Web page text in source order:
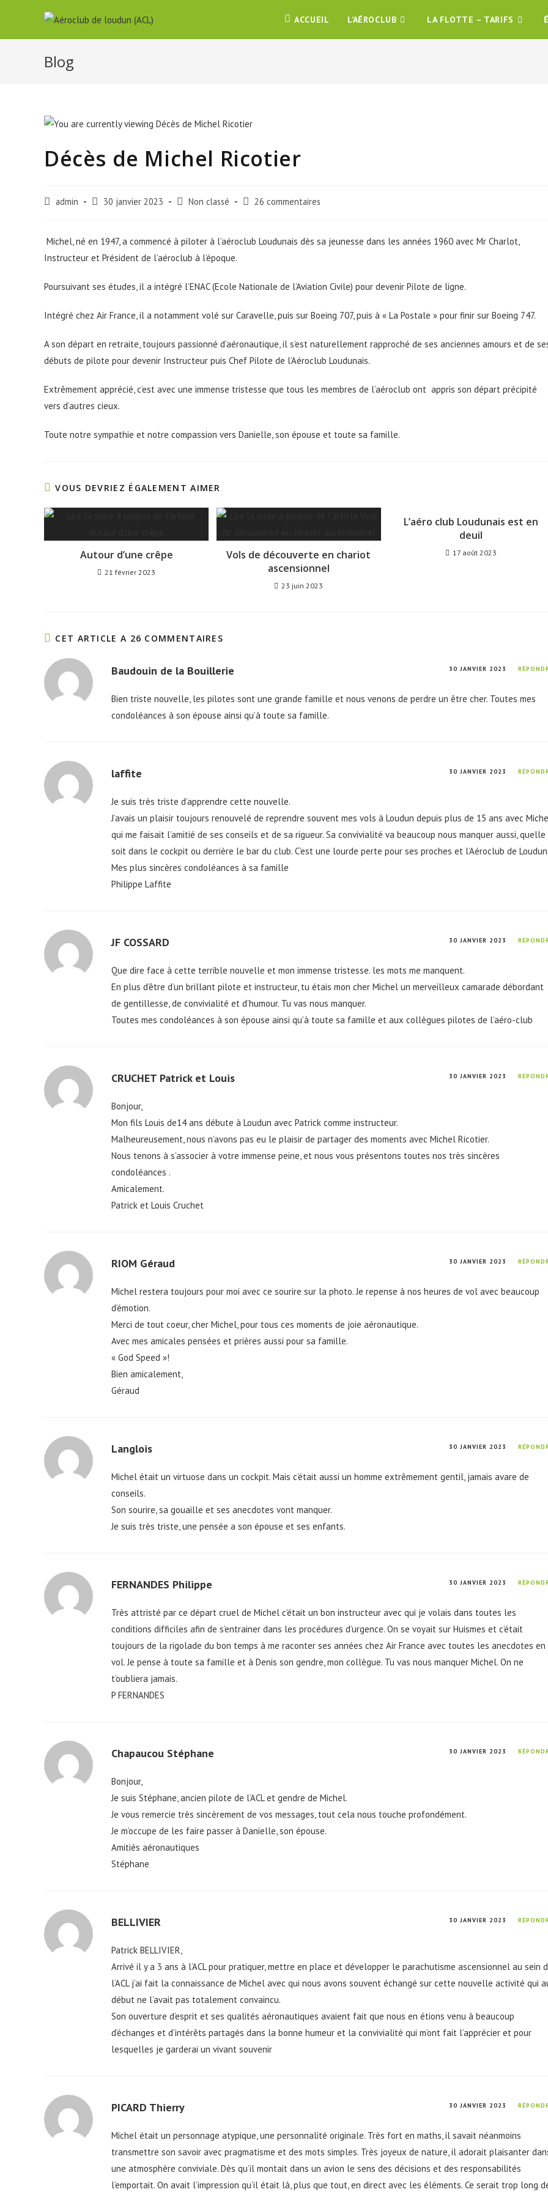
ACCUEIL L’AÉROCLUB LA FLOTTE – TARIFS
Blog
Décès de Michel Ricotier
admin 30 janvier 2023 Non classé 26 commentaires
Michel, né en 1947, a commencé à piloter à l’aéroclub Loudunais dès sa jeunesse dans les années 1960 avec Mr Charlot,
Instructeur et Président de l’aéroclub à l’époque.
Poursuivant ses études, il a intégré l’ENAC (Ecole Nationale de l’Aviation Civile) pour devenir Pilote de ligne.
Intégré chez Air France, il a notamment volé sur Caravelle, puis sur Boeing 707, puis à « La Postale » pour finir sur Boeing 747.
A son départ en retraite, toujours passionné d’aéronautique, il s’est naturellement rapproché de ses anciennes amours et de
débuts de pilote pour devenir Instructeur puis Chef Pilote de l’Aéroclub Loudunais.
Extrêmement apprécié, c’est avec une immense tristesse que tous les membres de l’aéroclub ont appris son départ précipité
vers d’autres cieux.
Toute notre sympathie et notre compassion vers Danielle, son épouse et toute sa famille.
VOUS DEVRIEZ ÉGALEMENT AIMER
Autour d’une crêpe
21 février 2023
Vols de découverte en chariot
ascensionnel
23 juin 2023
L’aéro club Loudunais est en
deuil
17 août 2023
CET ARTICLE A 26 COMMENTAIRES
Baudouin de la Bouillerie 30 JANVIER 2023
Bien triste nouvelle, les pilotes sont une grande famille et nous venons de perdre un être cher. Toutes mes
condoléances à son épouse ainsi qu’à toute sa famille.
laffite 30 JANVIER 2023
Je suis très triste d’apprendre cette nouvelle.
J’avais un plaisir toujours renouvelé de reprendre souvent mes vols à Loudun depuis plus de 15 ans avec
qui me faisait l’amitié de ses conseils et de sa rigueur. Sa convivialité va beaucoup nous manquer aussi, quelle
soit dans le cockpit ou derrière le bar du club. C’est une lourde perte pour ses proches et l’Aéroclub de
Mes plus sincères condoléances à sa famille
Philippe Laffite
JF COSSARD 30 JANVIER 2023
Que dire face à cette terrible nouvelle et mon immense tristesse. les mots me manquent.
En plus d’être d’un brillant pilote et instructeur, tu étais mon cher Michel un merveilleux camarade débordant
de gentillesse, de convivialité et d’humour. Tu vas nous manquer.
Toutes mes condoléances à son épouse ainsi qu’à toute sa famille et aux collègues pilotes de l’aéro-club
CRUCHET Patrick et Louis 30 JANVIER 2023
Bonjour,
Mon fils Louis de14 ans débute à Loudun avec Patrick comme instructeur.
Malheureusement, nous n’avons pas eu le plaisir de partager des moments avec Michel Ricotier.
Nous tenons à s’associer à votre immense peine, et nous vous présentons toutes nos très sincères
condoléances .
Amicalement.
Patrick et Louis Cruchet
RIOM Géraud 30 JANVIER 2023
Michel restera toujours pour moi avec ce sourire sur la photo. Je repense à nos heures de vol avec beaucoup
d’émotion.
Merci de tout coeur, cher Michel, pour tous ces moments de joie aéronautique.
Avec mes amicales pensées et prières aussi pour sa famille.
« God Speed »!
Bien amicalement,
Géraud
Langlois 30 JANVIER 2023
Michel était un virtuose dans un cockpit. Mais c’était aussi un homme extrêmement gentil, jamais avare de
conseils.
Son sourire, sa gouaille et ses anecdotes vont manquer.
Je suis très triste, une pensée a son épouse et ses enfants.
FERNANDES Philippe 30 JANVIER 2023
Très attristé par ce départ cruel de Michel c’était un bon instructeur avec qui je volais dans toutes les
conditions difficiles afin de s’entrainer dans les procédures d’urgence. On se voyait sur Huismes et c’était
toujours de la rigolade du bon temps à me raconter ses années chez Air France avec toutes les anecdotes en
vol. Je pense à toute sa famille et à Denis son gendre, mon collègue. Tu vas nous manquer Michel. On ne
t’oubliera jamais.
P FERNANDES
Chapaucou Stéphane 30 JANVIER 2023
Bonjour,
Je suis Stéphane, ancien pilote de l’ACL et gendre de Michel.
Je vous remercie très sincèrement de vos messages, tout cela nous touche profondément.
Je m’occupe de les faire passer à Danielle, son épouse.
Amitiés aéronautiques
Stéphane
BELLIVIER 30 JANVIER 2023
Patrick BELLIVIER,
Arrivé il y a 3 ans à l’ACL pour pratiquer, mettre en place et développer le parachutisme ascensionnel au sein
l’ACL j’ai fait la connaissance de Michel avec qui nous avons souvent échangé sur cette nouvelle activité qui
début ne l’avait pas totalement convaincu.
Son ouverture d’esprit et ses qualités aéronautiques avaient fait que nous en étions venu à beaucoup
d’échanges et d’intérêts partagés dans la bonne humeur et la convivialité qui m’ont fait l’apprécier et pour
lesquelles je garderai un vivant souvenir
PICARD Thierry 30 JANVIER 2023
Michel était un personnage atypique, une personnalité originale. Très fort en maths, il savait néanmoins
transmettre son savoir avec pragmatisme et des mots simples. Très joyeux de nature, il adorait plaisanter
une atmosphère conviviale. Dès qu’il montait dans un avion le sens des décisions et des responsabilités
l’emportait. On avait l’impression qu’il était là, plus que tout, en direct avec les éléments. Ce serait trop long